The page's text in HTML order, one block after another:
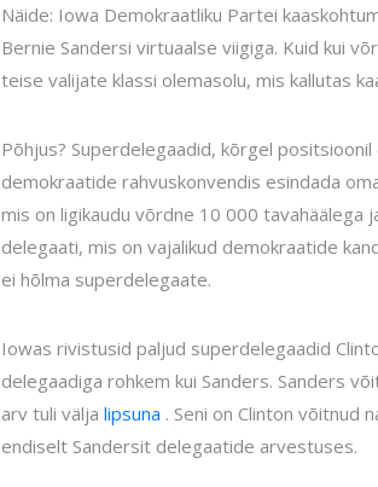
Näide: Iowa Demokraatliku Partei
Bernie Sandersi virtuaalse viigiga. Kuid kui
teise valijate klassi olemasolu, mis kallutas
Põhjus? Superdelegaadid, kõrgel
demokraatide rahvuskonvendis esindada
mis on ligikaudu võrdne 10 000
delegaati, mis on vajalikud demokraatide
ei hõlma superdelegaate.
Iowas rivistusid paljud superdelegaadid
delegaadiga rohkem kui Sanders. Sanders
arv tuli välja lipsuna . Seni on Clinton võitnud
endiselt Sandersit delegaatide arvestuses.